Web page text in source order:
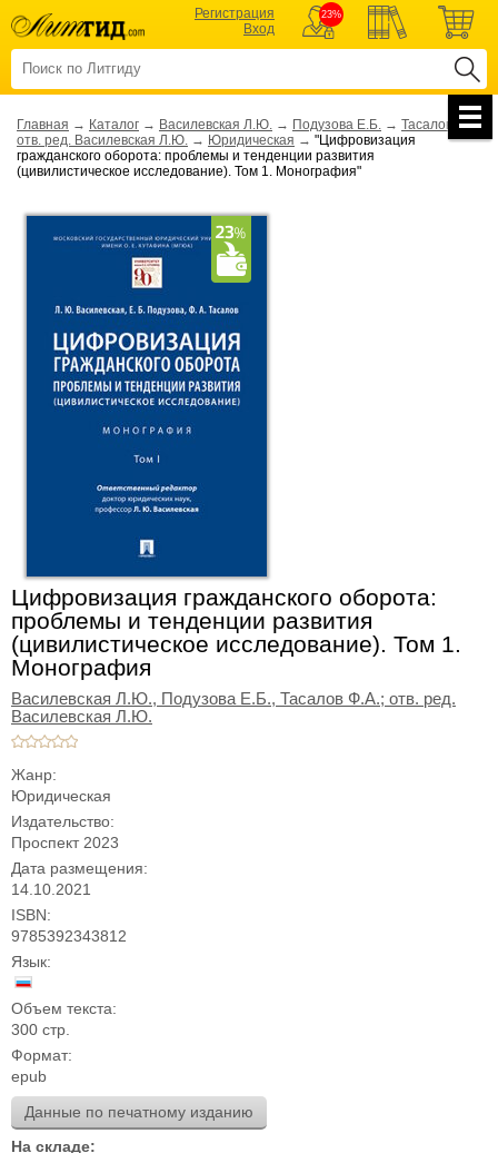
Регистрация
Вход
23%
Главная → Каталог → Василевская Л.Ю. → Подузова Е.Б. → Тасалов Ф.А.;
отв. ред. Василевская Л.Ю. → Юридическая → "Цифровизация
гражданского оборота: проблемы и тенденции развития
(цивилистическое исследование). Том 1. Монография"
Цифровизация гражданского оборота:
проблемы и тенденции развития
(цивилистическое исследование). Том 1.
Монография
Василевская Л.Ю., Подузова Е.Б., Тасалов Ф.А.; отв. ред.
Василевская Л.Ю.
Жанр:
Юридическая
Издательство:
Проспект 2023
Дата размещения:
14.10.2021
ISBN:
9785392343812
Язык:
Объем текста:
300 стр.
Формат:
epub
Данные по печатному изданию
На складе: